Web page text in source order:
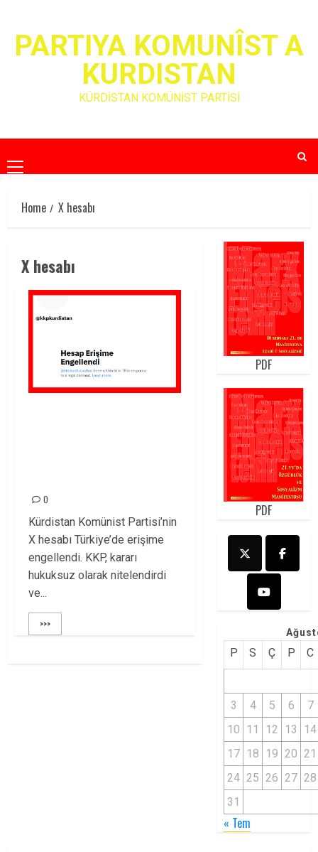
contentPARTIYA KOMUNÎST A
KURDISTAN
KÜRDİSTAN KOMÜNİST PARTİSİ
Primary
Menu
Home
X hesabı
X hesabı
0
Kürdistan Komünist Partisi’nin
X hesabı Türkiye’de erişime
engellendi. KKP, kararı
hukuksuz olarak nitelendirdi
ve...
>>>
PDF
PDF
P S Ç P C
3 4 5 6
7
10 11 12 13
14
17 18 19 20 21
24 25 26 27 28
31
« Tem